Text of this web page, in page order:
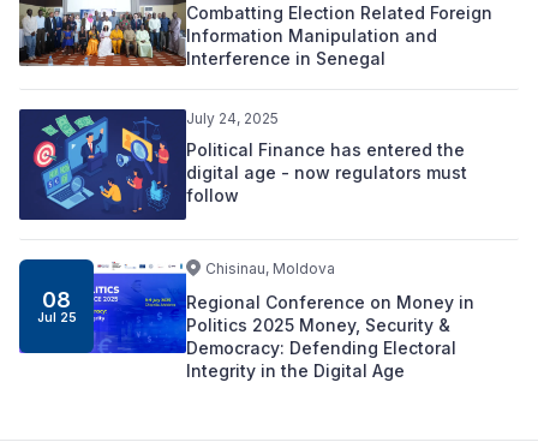
Combatting Election Related Foreign
Information Manipulation and
Interference in Senegal
July 24, 2025
Political Finance has entered the
digital age - now regulators must
follow
08
Jul 25
Chisinau, Moldova
Regional Conference on Money in
Politics 2025 Money, Security &
Democracy: Defending Electoral
Integrity in the Digital Age